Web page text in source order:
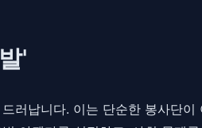
'
납니다. 이는 단순한 봉사단